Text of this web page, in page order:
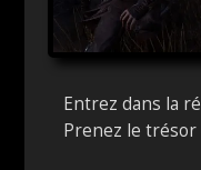
Entrez dans la
Prenez le